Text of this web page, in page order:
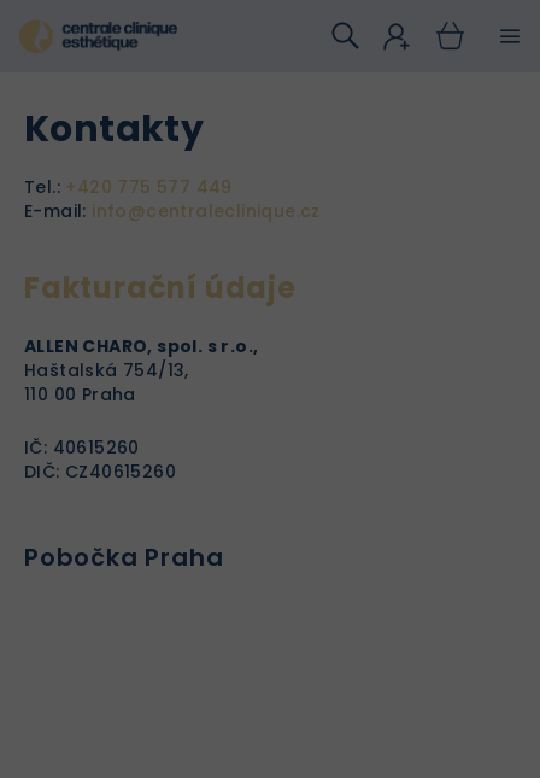
na
obsah
Kontakty
Tel.: +420 775 577 449
E-mail: info@centraleclinique.cz
Fakturační údaje
ALLEN CHARO, spol. s r.o.,
Haštalská 754/13,
110 00 Praha
IČ: 40615260
DIČ: CZ40615260
Pobočka Praha